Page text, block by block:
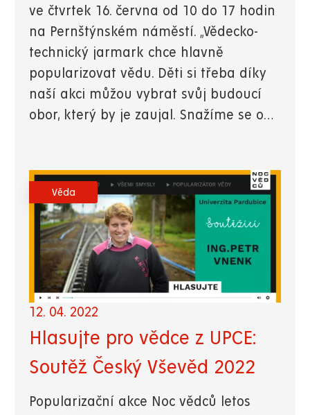
ve čtvrtek 16. června od 10 do 17 hodin
na Pernštýnském náměstí. „Vědecko-
technický jarmark chce hlavně
popularizovat vědu. Děti si třeba díky
naší akci můžou vybrat svůj budoucí
obor, který by je zaujal. Snažíme se o…
Věda
12. 04. 2022
Hlasujte pro vědce z UPCE:
Soutěž Český Vševěd 2022
Popularizační akce Noc vědců letos